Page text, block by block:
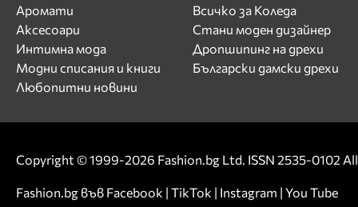
Аромати
Аксесоари
Интимна мода
Модни списания и книги
Любопитни новини
Всичко за Коледа
Стани моден дизайнер
Дропшипинг на дрехи
Български дамски дрехи
Copyright © 1999-2026 Fashion.bg Ltd. ISSN 2535-0102
Fashion.bg във Facebook | TikTok | Instagram | You Tube